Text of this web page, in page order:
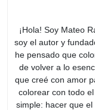
¡Hola! Soy Mateo
soy el autor y
he pensado que
de volver a lo
que creé con amor
colorear con todo
simple: hacer que